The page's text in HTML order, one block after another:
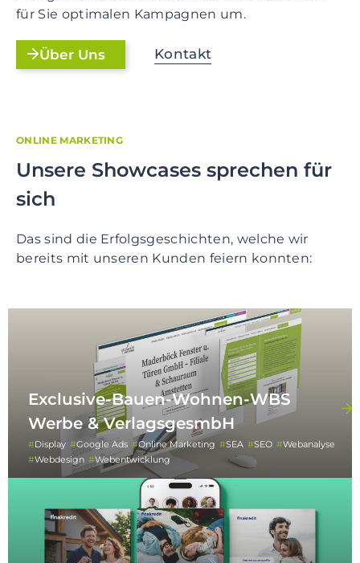
für Sie optimalen Kampagnen um.
Über Uns Kontakt
ONLINE MARKETING
Unsere Showcases sprechen für
sich
Das sind die Erfolgsgeschichten, welche wir
bereits mit unseren Kunden feiern konnten:
Exclusive-Bauen-Wohnen-WBS
Werbe & VerlagsgesmbH
Display Google Ads Online Marketing SEA SEO
Webanalyse
Webdesign
Webentwicklung